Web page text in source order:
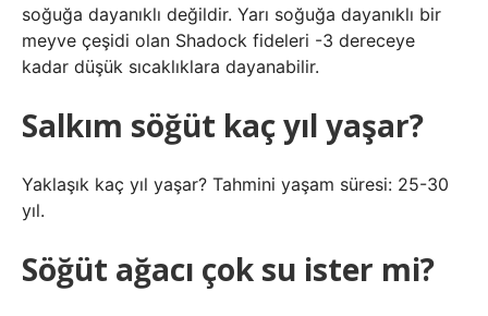
soğuğa dayanıklı değildir. Yarı soğuğa dayanıklı bir
meyve çeşidi olan Shadock fideleri -3 dereceye
kadar düşük sıcaklıklara dayanabilir.
Salkım söğüt kaç yıl yaşar?
Yaklaşık kaç yıl yaşar? Tahmini yaşam süresi: 25-30
yıl.
Söğüt ağacı çok su ister mi?